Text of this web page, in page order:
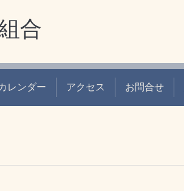
合
レンダー アクセス お問合せ